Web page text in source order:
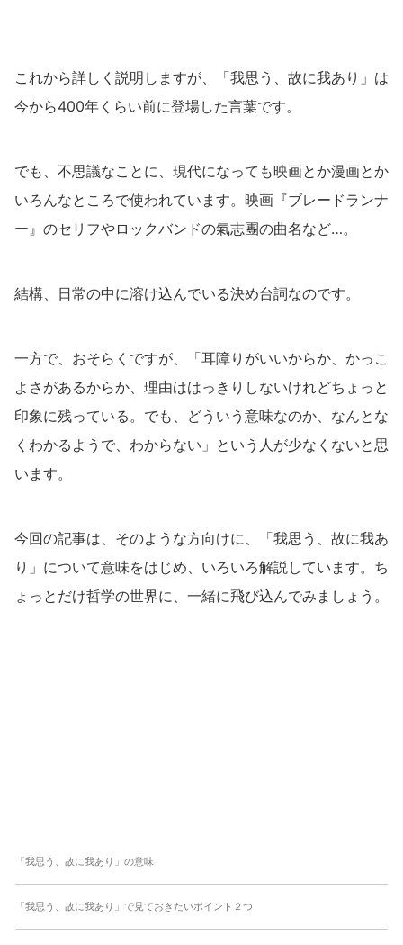
これから詳しく説明しますが、「我思う、故に我あり」は
今から400年くらい前に登場した言葉です。
でも、不思議なことに、現代になっても映画とか漫画とか
いろんなところで使われています。映画『ブレードランナ
ー』のセリフやロックバンドの氣志團の曲名など…。
結構、日常の中に溶け込んでいる決め台詞なのです。
一方で、おそらくですが、「耳障りがいいからか、かっこ
よさがあるからか、理由ははっきりしないけれどちょっと
印象に残っている。でも、どういう意味なのか、なんとな
くわかるようで、わからない」という人が少なくないと思
います。
今回の記事は、そのような方向けに、「我思う、故に我あ
り」について意味をはじめ、いろいろ解説しています。ち
ょっとだけ哲学の世界に、一緒に飛び込んでみましょう。
「我思う、故に我あり」の意味
「我思う、故に我あり」で見ておきたいポイント２つ